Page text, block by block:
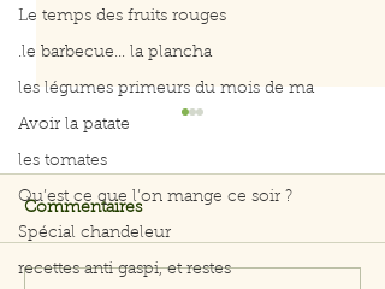
Le temps des fruits rouges
.le barbecue... la plancha
les légumes primeurs du mois de ma
Avoir la patate
les tomates
Qu’est ce que l’on mange ce soir ?
Spécial chandeleur
recettes anti gaspi, et restes
Commentaires